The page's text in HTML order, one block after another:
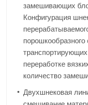
замешивающих
Конфигурация
транспортирующих
переработке
количество
Двухшнековая